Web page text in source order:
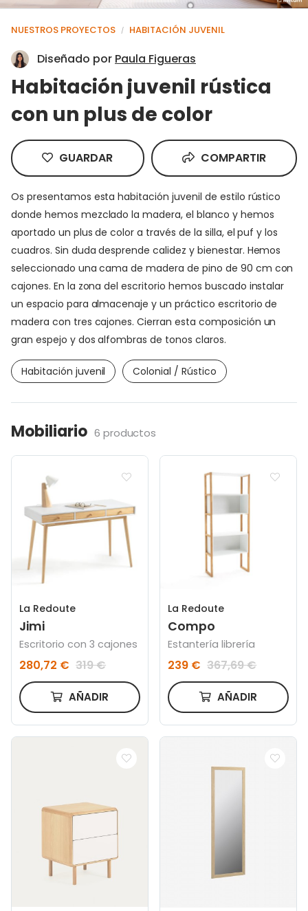
NUESTROS PROYECTOS / HABITACIÓN JUVENIL
Diseñado por Paula Figueras
Habitación juvenil rústica
con un plus de color
GUARDAR COMPARTIR
Os presentamos esta habitación juvenil de estilo rústico
donde hemos mezclado la madera, el blanco y hemos
aportado un plus de color a través de la silla, el puf y los
cuadros. Sin duda desprende calidez y bienestar. Hemos
seleccionado una cama de madera de pino de 90 cm con
cajones. En la zona del escritorio hemos buscado instalar
un espacio para almacenaje y un práctico escritorio de
madera con tres cajones. Cierran esta composición un
gran espejo y dos alfombras de tonos claros.
Habitación juvenil Colonial / Rústico
Mobiliario 6 productos
La Redoute
Jimi
Escritorio con 3 cajones
280,72 € 319 €
AÑADIR
La Redoute
Compo
Estantería librería
239 € 367,69 €
AÑADIR